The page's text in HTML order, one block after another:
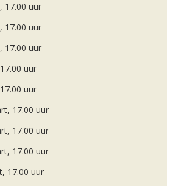
17.00 uur
17.00 uur
17.00 uur
uur
uur
17.00 uur
17.00 uur
17.00 uur
17.00 uur